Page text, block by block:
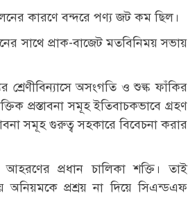
কারণে বন্দরে পণ্য জট কম ছিল।
সাথে প্রাক-বাজেট মতবিনিময় সভায়
শ্রেণীবিন্যাসে অসংগতি ও শুল্ক ফাঁকির
প্রস্তাবনা সমূহ ইতিবাচকভাবে গ্রহণ
সমূহ গুরুত্ব সহকারে বিবেচনা করার
প্রধান চালিকা শক্তি। তাই
অনিয়মকে প্রশ্রয় না দিয়ে সিএন্ডএফ